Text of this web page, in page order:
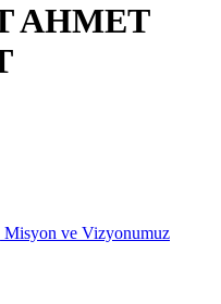
AHMET
Misyon ve Vizyonumuz